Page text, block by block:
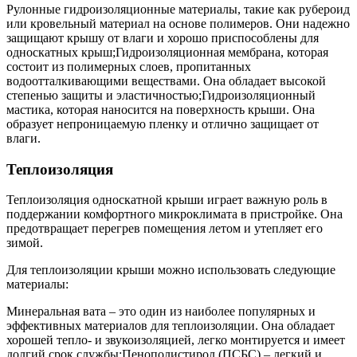
Рулонные гидроизоляционные материалы, такие как рубероид
или кровельный материал на основе полимеров. Они надежно
защищают крышу от влаги и хорошо приспособлены для
односкатных крыш;Гидроизоляционная мембрана, которая
состоит из полимерных слоев, пропитанных
водоотталкивающими веществами. Она обладает высокой
степенью защиты и эластичностью;Гидроизоляционный
мастика, которая наносится на поверхность крыши. Она
образует непроницаемую пленку и отлично защищает от
влаги.
Теплоизоляция
Теплоизоляция односкатной крыши играет важную роль в
поддержании комфортного микроклимата в пристройке. Она
предотвращает перегрев помещения летом и утепляет его
зимой.
Для теплоизоляции крыши можно использовать следующие
материалы:
Минеральная вата – это один из наиболее популярных и
эффективных материалов для теплоизоляции. Она обладает
хорошей тепло- и звукоизоляцией, легко монтируется и имеет